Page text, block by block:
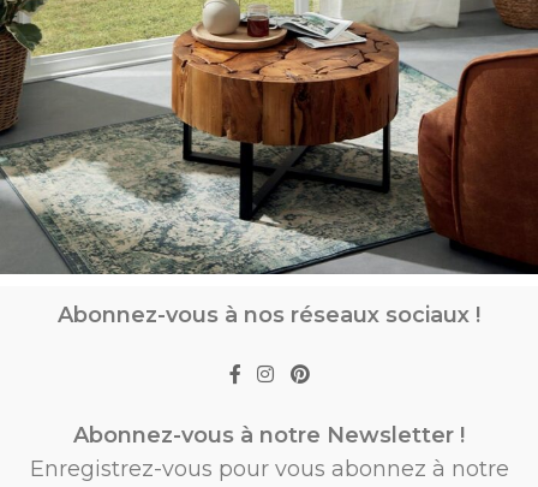
Abonnez-vous à nos réseaux sociaux !
Abonnez-vous à notre Newsletter !
Enregistrez-vous pour vous abonnez à notre